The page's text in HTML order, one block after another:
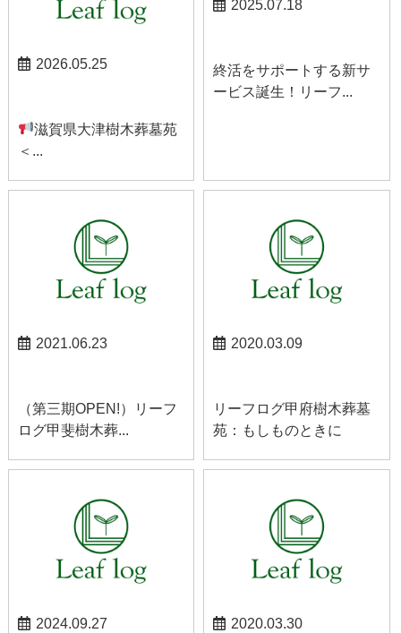
2026.05.25
滋賀県大津樹木葬墓苑
＜...
2025.07.18
終活をサポートする新サ
ービス誕生！リーフ...
2021.06.23
（第三期OPEN!）リーフ
ログ甲斐樹木葬...
2020.03.09
リーフログ甲府樹木葬墓
苑：もしものときに
2024.09.27 2020.03.30